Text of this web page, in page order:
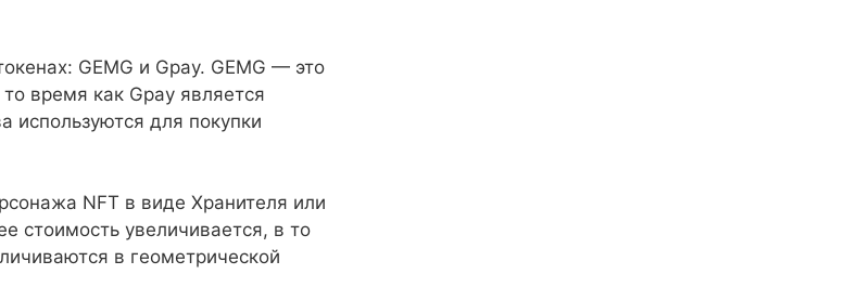
GEMG и Gpay. GEMG — это
время как Gpay является
для покупки
NFT в виде Хранителя или
стоимость увеличивается, в то
в геометрической